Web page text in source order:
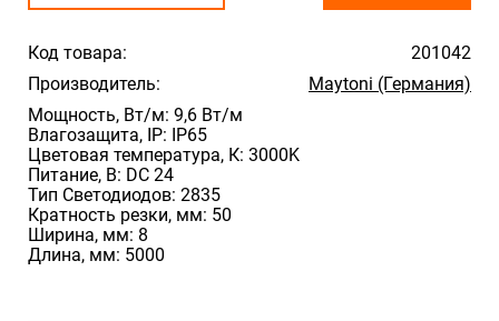
Код товара:
201042
Производитель:
Maytoni (Германия)
Мощность, Вт/м: 9,6 Вт/м
Влагозащита, IP: IP65
Цветовая температура, К: 3000K
Питание, В: DC 24
Тип Светодиодов: 2835
Кратность резки, мм: 50
Ширина, мм: 8
Длина, мм: 5000